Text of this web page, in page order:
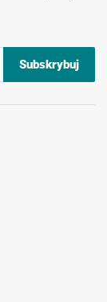
Subskrybuj